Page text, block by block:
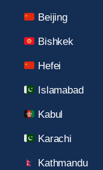
Beijing
Bishkek
Hefei
Islamabad
Kabul
Karachi
Kathmandu